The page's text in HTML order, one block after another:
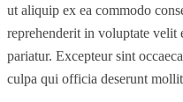
ut aliquip ex ea commodo
reprehenderit in voluptate velit
pariatur. Excepteur sint
culpa qui officia deserunt